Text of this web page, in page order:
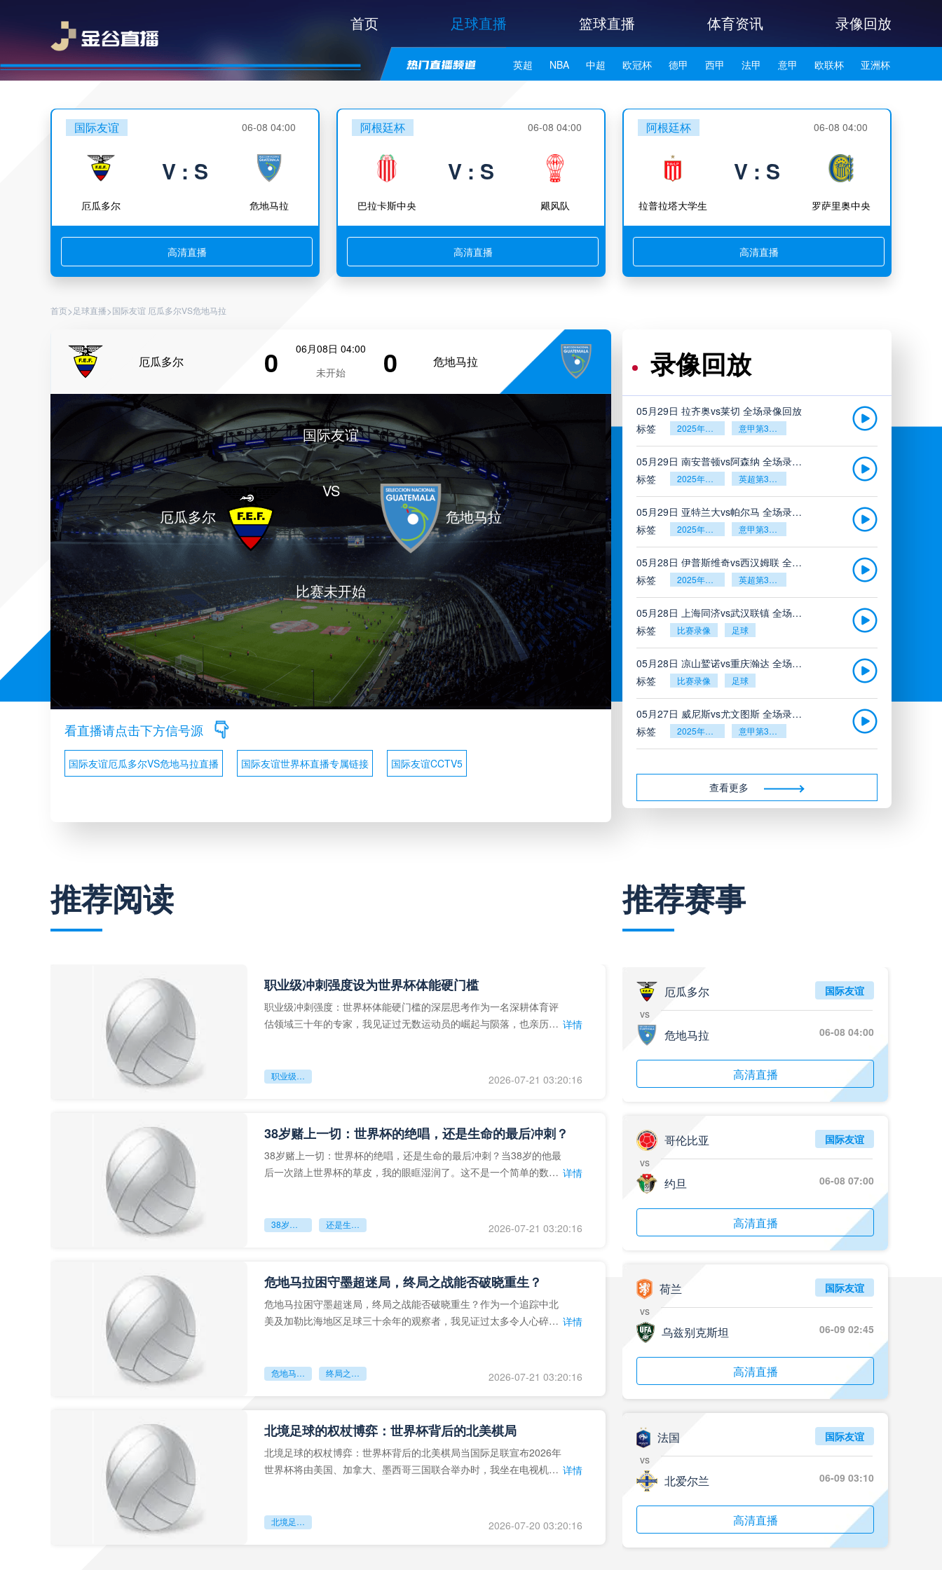
首页 足球直播 篮球直播 体育资讯 录像回放
英超 NBA 中超 欧冠杯 德甲 西甲 法甲 意甲 欧联杯 亚洲杯
国际友谊 06-08 04:00
厄瓜多尔
V : S
危地马拉
高清直播
阿根廷杯 06-08 04:00
巴拉卡斯中央
V : S
飓风队
高清直播
阿根廷杯 06-08 04:00
拉普拉塔大学生
V : S
罗萨里奥中央
高清直播
首页> 足球直播>国际友谊 厄瓜多尔VS危地马拉
厄瓜多尔 0
06月08日 04:00
未开始
0 危地马拉
厄瓜多尔
国际友谊
VS
比赛未开始
危地马拉
看直播请点击下方信号源
国际友谊厄瓜多尔VS危地马拉直播 国际友谊世界杯直播专属链接 国际友谊CCTV5
录像回放
05月29日 拉齐奥vs莱切 全场录像回放
标签
2025年5月26日 意甲第38轮
05月29日 南安普顿vs阿森纳 全场录像回放
标签
2025年5月26日 英超第38轮
05月29日 亚特兰大vs帕尔马 全场录像回放
标签
2025年5月26日 意甲第38轮
05月28日 伊普斯维奇vs西汉姆联 全场录像回放
标签
2025年5月26日 英超第38轮
05月28日 上海同济vs武汉联镇 全场录像
标签
比赛录像 足球
05月28日 凉山鹫诺vs重庆瀚达 全场录像
标签
比赛录像 足球
05月27日 威尼斯vs尤文图斯 全场录像回放
标签
2025年5月26日 意甲第38轮
标签
比赛录像 西甲
05月26日 AC米兰vs蒙扎全场录像回放
标签
标签
标签
2025年5月24日
标签
欧联杯决赛
标签
2025年5月23日
标签
标签
2024年5月21日 足协杯第3轮
标签
标签
比赛录像
标签
比赛录像 成都蓉城
标签
标签
比赛录像
05月22日 水晶宫vs狼队 全场录像回放
查看更多
推荐阅读
职业级冲刺强度设为世界杯体能硬门槛
职业级冲刺强度：世界杯体能硬门槛的深层思考作为一名深耕体育评
估领域三十年的专家，我见证过无数运动员的崛起与陨落，也亲历了 详情
职业级冲刺强度设为世界杯体能硬门槛 2026-07-21 03:20:16
38岁赌上一切：世界杯的绝唱，还是生命的最后冲刺？
38岁赌上一切：世界杯的绝唱，还是生命的最后冲刺？当38岁的他最
后一次踏上世界杯的草皮，我的眼眶湿润了。这不是一个简单的数
详情
38岁赌上一切：世界杯的绝唱 还是生命的最后冲刺？ 2026-07-21 03:20:16
危地马拉困守墨超迷局，终局之战能否破晓重生？
危地马拉困守墨超迷局，终局之战能否破晓重生？作为一个追踪中北
美及加勒比海地区足球三十余年的观察者，我见证过太多令人心碎的 详情
危地马拉困守墨超迷局 终局之战能否破晓重生？ 2026-07-21 03:20:16
北境足球的权杖博弈：世界杯背后的北美棋局
北境足球的权杖博弈：世界杯背后的北美棋局当国际足联宣布2026年
世界杯将由美国、加拿大、墨西哥三国联合举办时，我坐在电视机
详情
北境足球的权杖博弈：世界杯背后的北美棋局 2026-07-20 03:20:16
推荐赛事
厄瓜多尔
vs
危地马拉
国际友谊
06-08 04:00
高清直播
哥伦比亚
vs
约旦
国际友谊
06-08 07:00
高清直播
荷兰
vs
乌兹别克斯坦
国际友谊
06-09 02:45
高清直播
法国
vs
北爱尔兰
国际友谊
06-09 03:10
高清直播